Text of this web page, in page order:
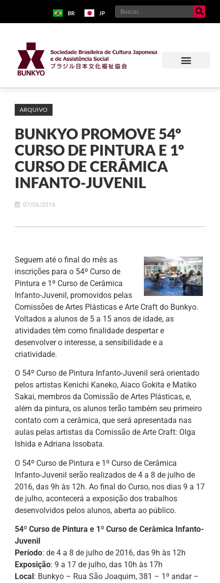
BR JP
ARQUIVO
BUNKYO PROMOVE 54º
CURSO DE PINTURA E 1º
CURSO DE CERÂMICA
INFANTO-JUVENIL
07/06/2016
Seguem até o final do mês as
inscrições para o 54º Curso de
Pintura e 1º Curso de Cerâmica
Infanto-Juvenil, promovidos pelas
Comissões de Artes Plásticas e Arte Craft do Bunkyo.
Voltados a alunos de 5 a 15 anos de idade, as
atividades têm como finalidade despertar e
desenvolver o interesse, a sensibilidade e a
criatividade.
O 54º Curso de Pintura Infanto-Juvenil será orientado
pelos artistas Kenichi Kaneko, Aiaco Gokita e Matiko
Sakai, membros da Comissão de Artes Plásticas, e,
além da pintura, os alunos terão também seu primeiro
contato com a cerâmica, que será apresentada nas
aulas pelas artistas da Comissão de Arte Craft: Olga
Ishida e Adriana Issobata.
O 54º Curso de Pintura e 1º Curso de Cerâmica
Infanto-Juvenil serão realizados de 4 a 8 de julho de
2016, das 9h às 12h. Ao final do Curso, nos dias 9 a 17
de julho, acontecerá a exposição dos trabalhos
desenvolvidos pelos alunos, aberta ao público.
54º Curso de Pintura e 1º Curso de Cerâmica Infanto-
Juvenil
Período: de 4 a 8 de julho de 2016, das 9h às 12h
Exposição: 9 a 17 de julho, das 10h às 17h
Local: Bunkyo – Rua São Joaquim, 381 – 1º andar –